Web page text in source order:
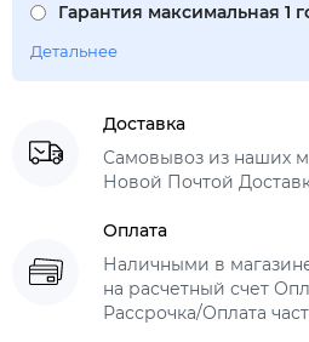
Гарантия максимальная 1
Детальнее
Доставка
Самовывоз из наших
Новой Почтой
Оплата
Наличными в
на расчетный счет
Рассрочка/Оплата